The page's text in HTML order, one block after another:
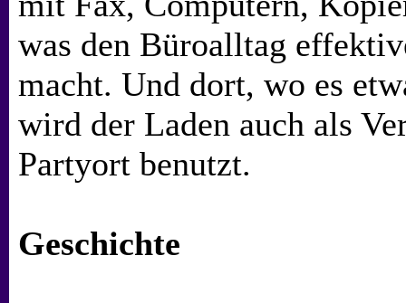
was den Büroalltag
macht. Und dort, wo es
wird der Laden auch als
Partyort benutzt.
Geschichte